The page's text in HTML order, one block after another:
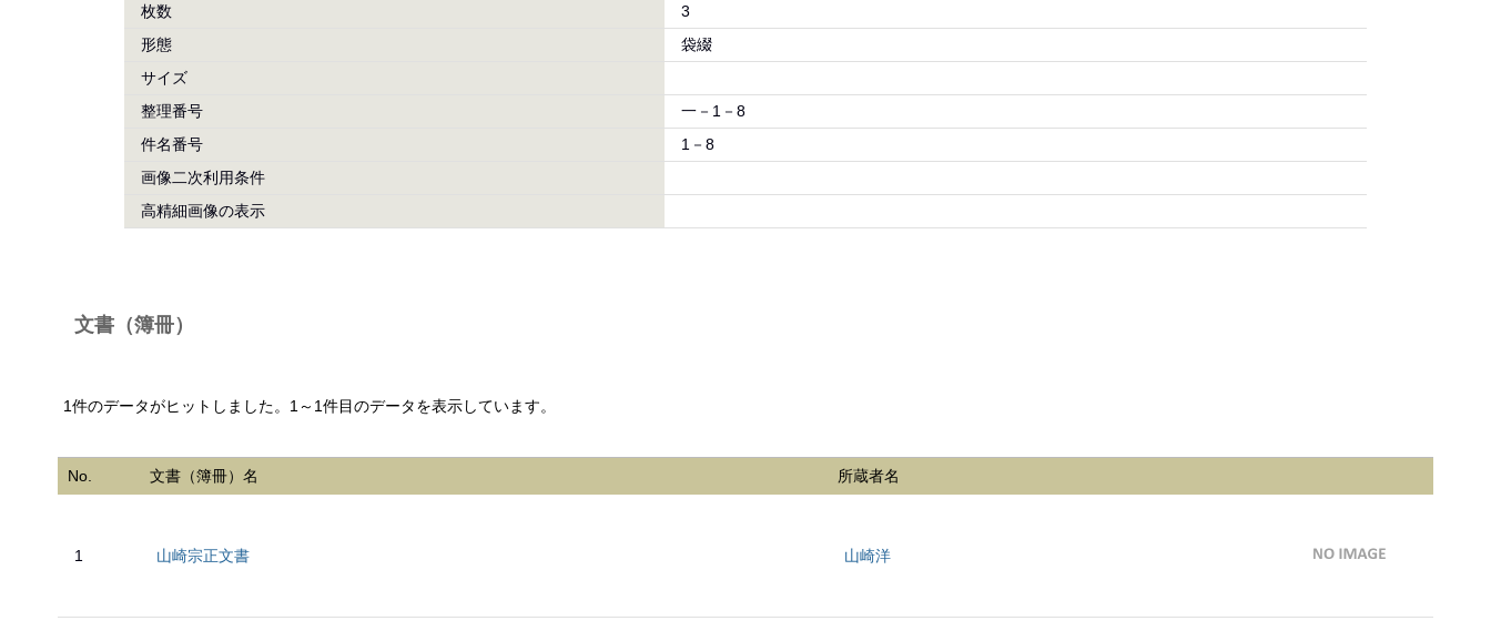
枚数
3
形態
袋綴
サイズ
整理番号
一－1－8
件名番号
1－8
画像二次利用条件
高精細画像の表示
文書（簿冊）
1件のデータがヒットしました。1～1件目のデータを表示しています。
No. 文書（簿冊）名 所蔵者名
1 山崎宗正文書 山崎洋